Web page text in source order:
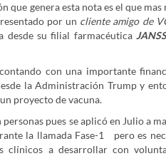
que genera esta nota es el que
por un cliente amigo de
desde su filial farmacéutica
con una importante
la Administración Trump y
proyecto de vacuna.
personas pues se aplicó en Julio a
la llamada Fase-1 pero es
clínicos a desarrollar con